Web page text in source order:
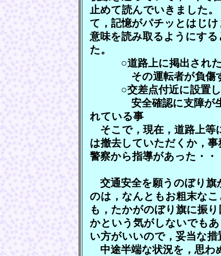
止めて読んでいきました
て，記憶がパチッとはじ
意味を読み取るようにす
た。
○道路上に掲出された
その運転者が負傷す
○交差点付近に設置し
安全確認に支障が生じ
れている事
そこで，現在，道路上等
は撤去していただくか，
警察から指導があった・
交通安全を願うのぼり旗
のは，なんともお粗末な
も，たかがのぼり旗に振
かという気がしないでも
い方がいいので，妥当な
中途半端な状況を，思わ